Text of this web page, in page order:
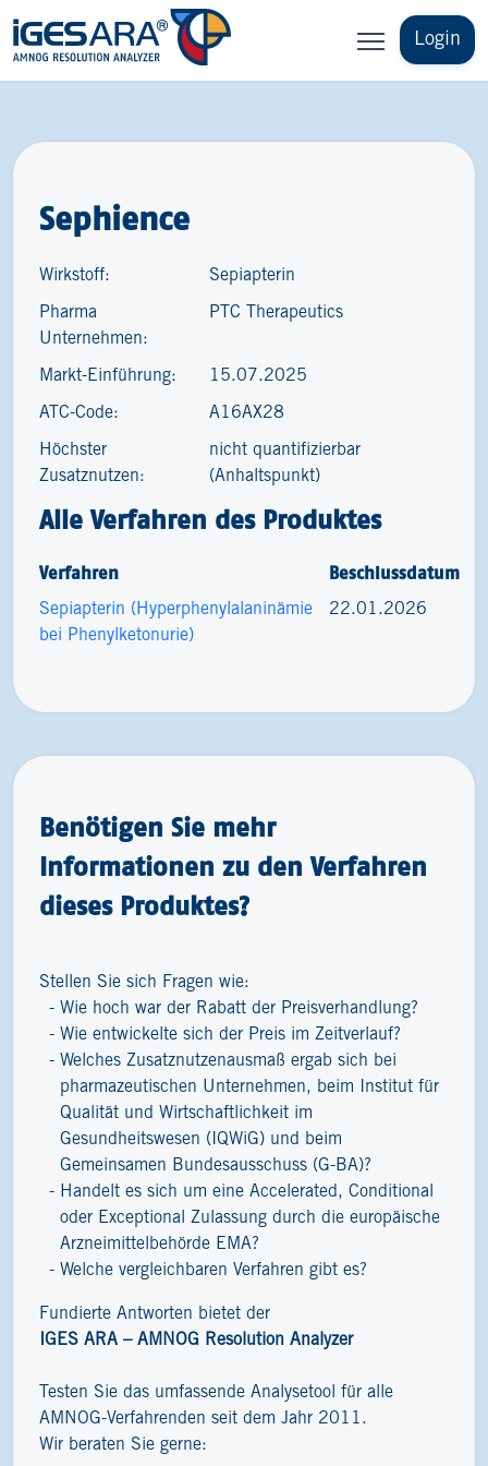
Login
Sephience
Wirkstoff: Sepiapterin
Pharma
Unternehmen:
PTC Therapeutics
Markt-Einführung: 15.07.2025
ATC-Code: A16AX28
Höchster
Zusatznutzen:
nicht quantifizierbar
(Anhaltspunkt)
Alle Verfahren des Produktes
Verfahren Beschlussdatum
Sepiapterin (Hyperphenylalaninämie
bei Phenylketonurie)
22.01.2026
Benötigen Sie mehr
Informationen zu den Verfahren
dieses Produktes?
Stellen Sie sich Fragen wie:
Wie hoch war der Rabatt der Preisverhandlung?
Wie entwickelte sich der Preis im Zeitverlauf?
Welches Zusatznutzenausmaß ergab sich bei
pharmazeutischen Unternehmen, beim Institut für
Qualität und Wirtschaftlichkeit im
Gesundheitswesen (IQWiG) und beim
Gemeinsamen Bundesausschuss (G-BA)?
Handelt es sich um eine Accelerated, Conditional
oder Exceptional Zulassung durch die europäische
Arzneimittelbehörde EMA?
Welche vergleichbaren Verfahren gibt es?
Fundierte Antworten bietet der
IGES ARA – AMNOG Resolution Analyzer
Testen Sie das umfassende Analysetool für alle
AMNOG-Verfahrenden seit dem Jahr 2011.
Wir beraten Sie gerne: